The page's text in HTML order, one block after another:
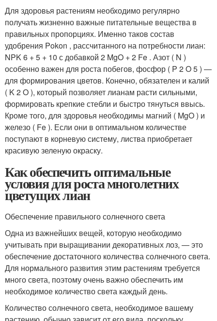
Для здоровья растениям необходимо регулярно
получать жизненно важные питательные вещества в
правильных пропорциях. Именно таков состав
удобрения Pokon , рассчитанного на потребности лиан:
NPK 6 + 5 + 10 с добавкой 2 MgO + 2 Fe . Азот ( N )
особенно важен для роста побегов, фосфор ( P 2O5) —
для формирования цветов. Конечно, обязателен и калий
( K2O ), который позволяет лианам расти сильными,
формировать крепкие стебли и быстро тянуться ввысь.
Кроме того, для здоровья необходимы магний ( MgO ) и
железо ( Fe ). Если они в оптимальном количестве
поступают в корневую систему, листва приобретает
красивую зеленую окраску.
Как обеспечить оптимальные
условия для роста многолетних
цветущих лиан
Обеспечение правильного солнечного света
Одна из важнейших вещей, которую необходимо
учитывать при выращивании декоративных лоз, — это
обеспечение достаточного количества солнечного света.
Для нормального развития этим растениям требуется
много света, поэтому очень важно обеспечить им
необходимое количество света каждый день.
Количество солнечного света, необходимое вашему